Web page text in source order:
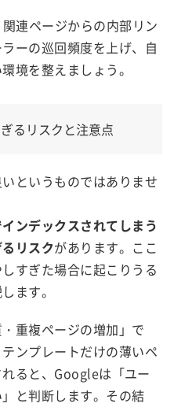
連ページからの内部リン
ーの巡回頻度を上げ、自
境を整えましょう。
るリスクと注意点
というものではありませ
ンデックスされてしまう
リスクがあります。ここ
すぎた場合に起こりうる
ます。
重複ページの増加」で
ンプレートだけの薄いペ
ると、Googleは「ユー
と判断します。その結